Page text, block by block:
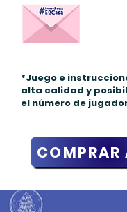
*Juego e
alta calidad y
el número de
COMPRAR